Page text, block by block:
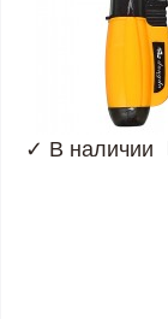
✓ В наличии